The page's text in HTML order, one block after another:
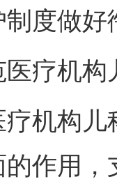
度做好
机构
构儿
作用